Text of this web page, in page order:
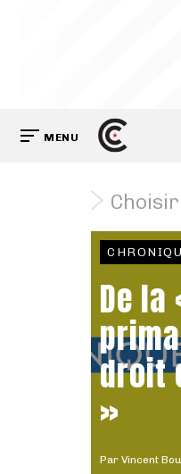
MENU
Choisir
Par Vincent
De la
droit
»